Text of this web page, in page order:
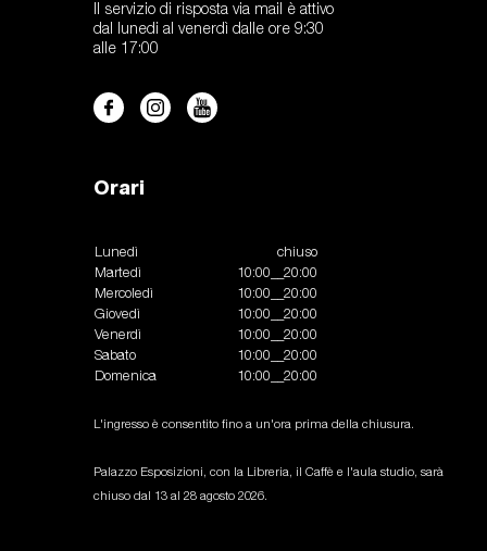
Il servizio di risposta via mail è attivo
dal lunedi al venerdì dalle ore 9:30
alle 17:00
Orari
Lunedì
chiuso
Martedì
10:00__20:00
Mercoledì
10:00__20:00
Giovedì
10:00__20:00
Venerdì
10:00__20:00
Sabato
10:00__20:00
Domenica
10:00__20:00
L'ingresso è consentito fino a un'ora prima della chiusura.
Palazzo Esposizioni, con la Libreria, il Caffè e l'aula studio, sarà
chiuso dal 13 al 28 agosto 2026.